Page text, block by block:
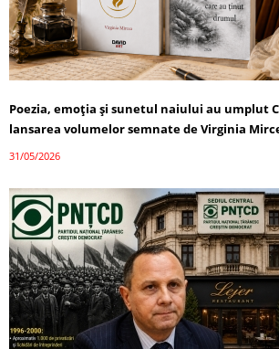
Poezia, emoția și sunetul naiului au umplut
lansarea volumelor semnate de Virginia
31/05/2026